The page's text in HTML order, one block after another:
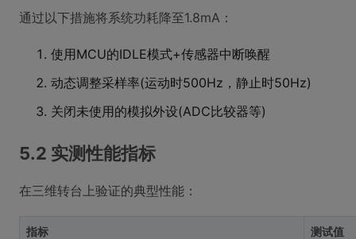
通过以下措施将系统功耗降至1.8mA：
使用MCU的IDLE模式+传感器中断唤醒
动态调整采样率(运动时500Hz，静止时50Hz)
关闭未使用的模拟外设(ADC比较器等)
5.2 实测性能指标
在三维转台上验证的典型性能：
指标 测试值